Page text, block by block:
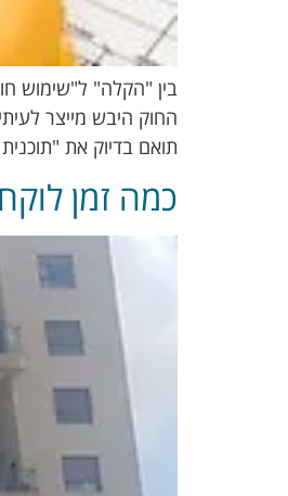
בין "הקלה" ל"שימוש
החוק היבש מייצר
תואם בדיוק את
כמה זמן